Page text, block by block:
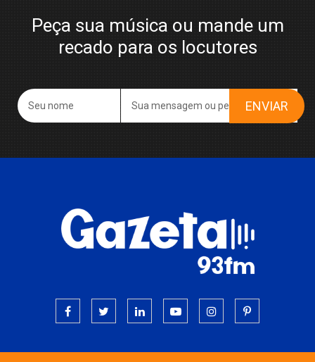
Peça sua música ou mande um
recado para os locutores
ENVIAR